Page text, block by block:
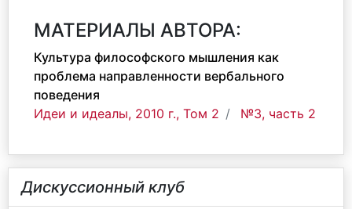
МАТЕРИАЛЫ АВТОРА:
Культура философского мышления как
проблема направленности вербального
поведения
Идеи и идеалы, 2010 г., Том 2
№3, часть 2
Дискуссионный клуб